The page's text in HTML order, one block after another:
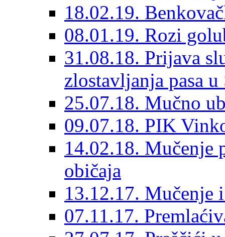
18.02.19.
08.01.19. Rozi
31.08.18. Prijava
zlostavljanja pasa
25.07.18. Mučno
09.07.18. PIK
14.02.18. Mučenje
običaja
13.12.17.
07.11.17.